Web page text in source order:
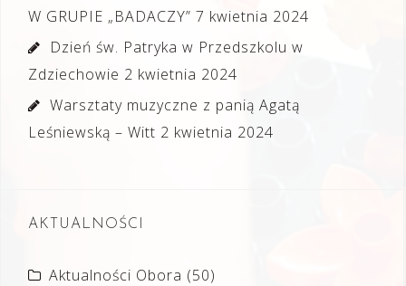
W GRUPIE „BADACZY” 7 kwietnia 2024
Dzień św. Patryka w Przedszkolu w
Zdziechowie 2 kwietnia 2024
Warsztaty muzyczne z panią Agatą
Leśniewską – Witt 2 kwietnia 2024
AKTUALNOŚCI
Aktualności Obora (50)